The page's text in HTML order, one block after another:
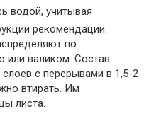
водой, учитывая
рекомендации.
по
или валиком. Состав
с перерывами в 1,5-2
втирать. Им
листа.